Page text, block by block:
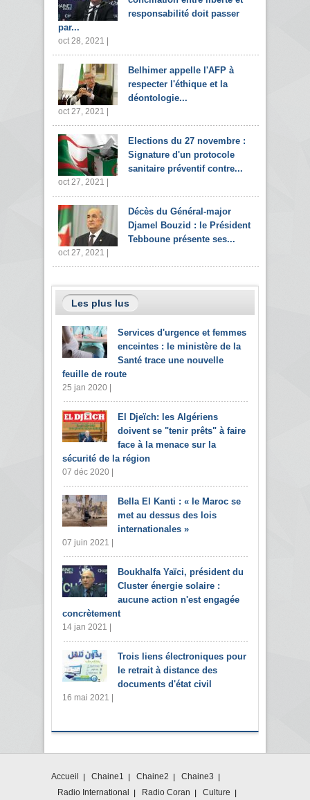
responsabilité doit passer
par...
oct 28, 2021 |
Belhimer appelle l'AFP à
respecter l'éthique et la
déontologie...
oct 27, 2021 |
Elections du 27 novembre :
Signature d'un protocole
sanitaire préventif contre...
oct 27, 2021 |
Décès du Général-major
Djamel Bouzid : le Président
Tebboune présente ses...
oct 27, 2021 |
Les plus lus
Services d'urgence et femmes
enceintes : le ministère de la
Santé trace une nouvelle
feuille de route
25 jan 2020 |
El Djeïch: les Algériens
doivent se "tenir prêts" à faire
face à la menace sur la
sécurité de la région
07 déc 2020 |
Bella El Kanti : « le Maroc se
met au dessus des lois
internationales »
07 juin 2021 |
Boukhalfa Yaïci, président du
Cluster énergie solaire :
aucune action n'est engagée
concrètement
14 jan 2021 |
Trois liens électroniques pour
le retrait à distance des
documents d'état civil
16 mai 2021 |
Accueil Chaine1 Chaine2
Chaine3
Radio International
Radio Coran Culture